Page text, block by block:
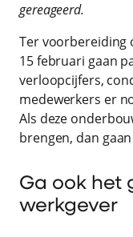
gereageerd.
Ter voorbereiding
15 februari gaan
verloopcijfers,
medewerkers er
Als deze
brengen, dan
Ga ook het
werkgever